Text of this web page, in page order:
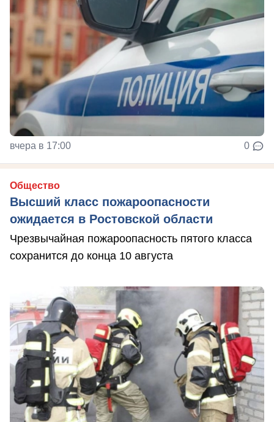
вчера в 17:00 0
Общество
Высший класс пожароопасности
ожидается в Ростовской области
Чрезвычайная пожароопасность пятого класса
сохранится до конца 10 августа